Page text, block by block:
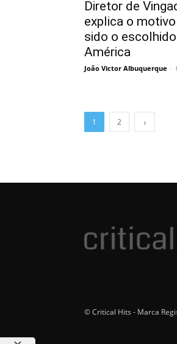
Diretor de
explica o
sido o
América
João Victor Albuquerque -
1 2
© Critical Hits - Marca